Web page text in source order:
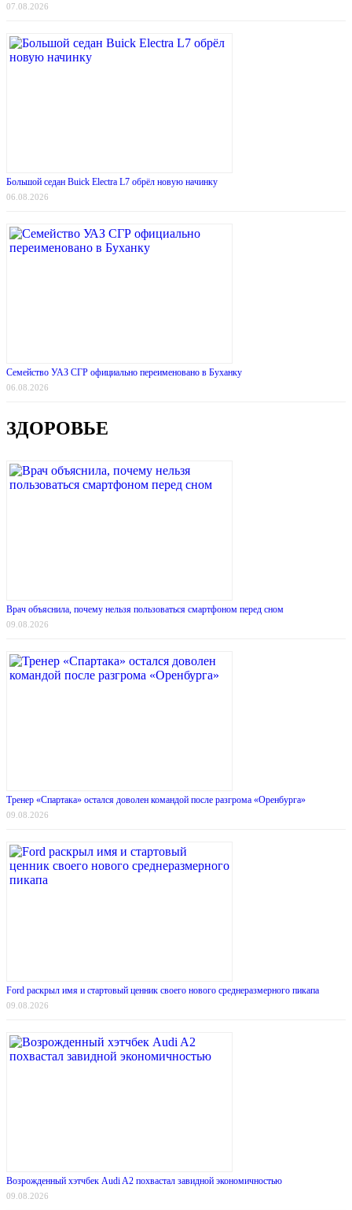
07.08.2026
Большой седан Buick Electra L7 обрёл новую начинку
06.08.2026
Семейство УАЗ СГР официально переименовано в Буханку
06.08.2026
ЗДОРОВЬЕ
Врач объяснила, почему нельзя пользоваться смартфоном перед сном
09.08.2026
Тренер «Спартака» остался доволен командой после разгрома «Оренбурга»
09.08.2026
Ford раскрыл имя и стартовый ценник своего нового среднеразмерного пикапа
09.08.2026
Возрожденный хэтчбек Audi A2 похвастал завидной экономичностью
09.08.2026